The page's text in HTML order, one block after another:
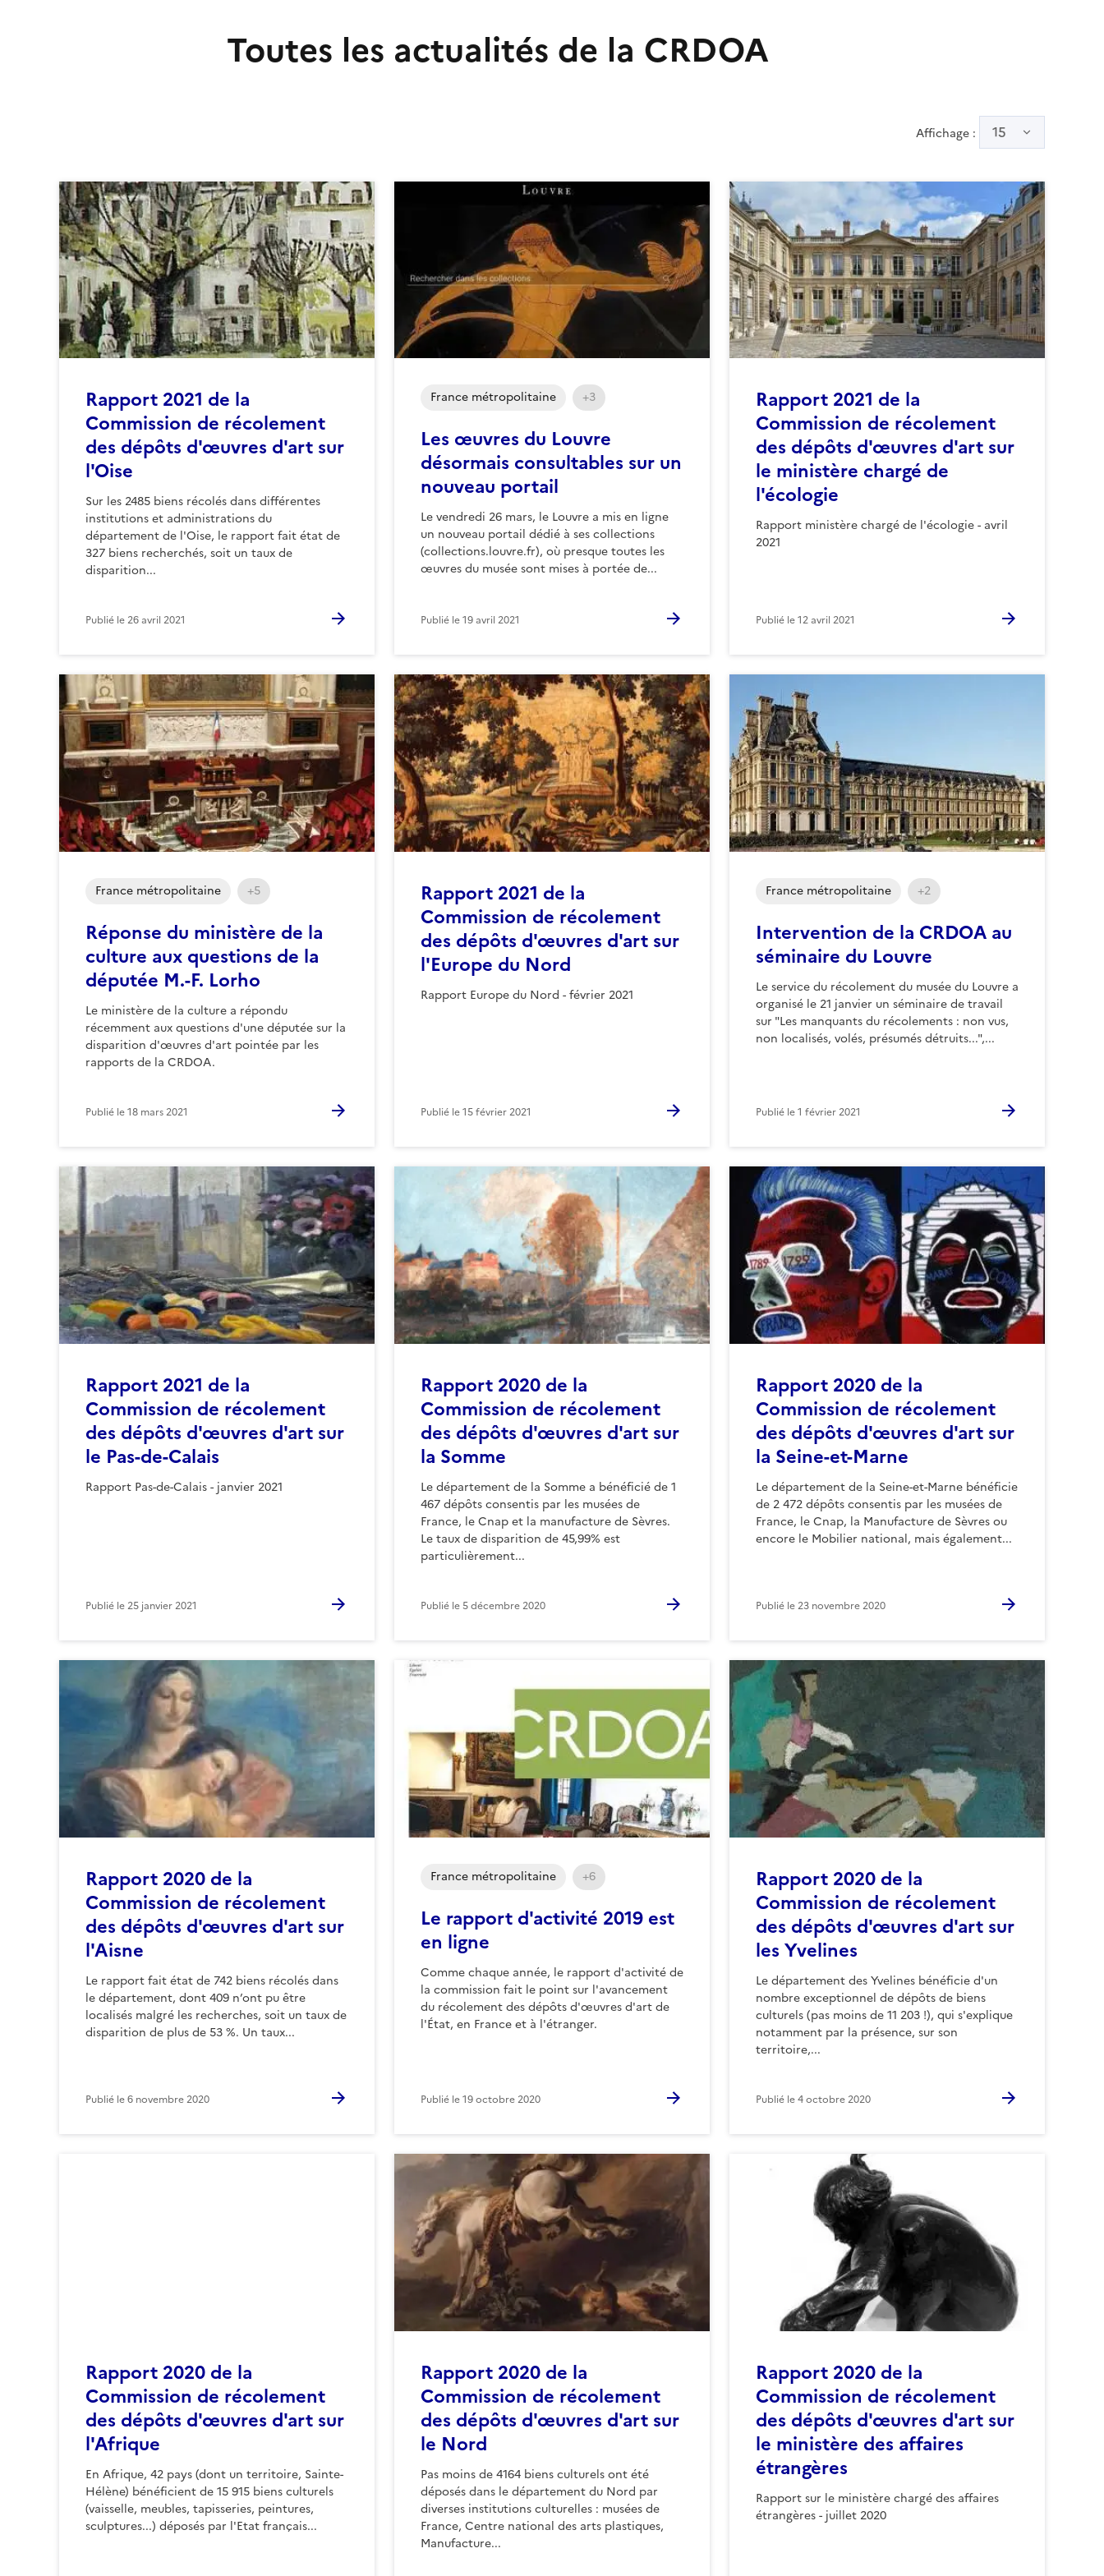
Toutes les actualités de la CRDOA
Affichage : 15
Rapport 2021 de la
Commission de récolement
des dépôts d'œuvres d'art sur
l'Oise
Sur les 2485 biens récolés dans différentes
institutions et administrations du
département de l'Oise, le rapport fait état de
327 biens recherchés, soit un taux de
disparition...
Publié le26 avril 2021
Les œuvres du Louvre
désormais consultables sur un
nouveau portail
Le vendredi 26 mars, le Louvre a mis en ligne
un nouveau portail dédié à ses collections
(collections.louvre.fr), où presque toutes les
œuvres du musée sont mises à portée de...
France métropolitaine +3
Publié le19 avril 2021
Rapport 2021 de la
Commission de récolement
des dépôts d'œuvres d'art sur
le ministère chargé de
l'écologie
Rapport ministère chargé de l'écologie - avril
2021
Publié le12 avril 2021
Réponse du ministère de la
culture aux questions de la
députée M.-F. Lorho
Le ministère de la culture a répondu
récemment aux questions d'une députée sur la
disparition d'œuvres d'art pointée par les
rapports de la CRDOA.
France métropolitaine +5
Publié le18 mars 2021
Rapport 2021 de la
Commission de récolement
des dépôts d'œuvres d'art sur
l'Europe du Nord
Rapport Europe du Nord - février 2021
Publié le15 février 2021
Intervention de la CRDOA au
séminaire du Louvre
Le service du récolement du musée du Louvre a
organisé le 21 janvier un séminaire de travail
sur "Les manquants du récolements : non vus,
non localisés, volés, présumés détruits...",...
France métropolitaine +2
Publié le1 février 2021
Rapport 2021 de la
Commission de récolement
des dépôts d'œuvres d'art sur
le Pas-de-Calais
Rapport Pas-de-Calais - janvier 2021
Publié le25 janvier 2021
Rapport 2020 de la
Commission de récolement
des dépôts d'œuvres d'art sur
la Somme
Le département de la Somme a bénéficié de 1
467 dépôts consentis par les musées de
France, le Cnap et la manufacture de Sèvres.
Le taux de disparition de 45,99% est
particulièrement...
Publié le5 décembre 2020
Rapport 2020 de la
Commission de récolement
des dépôts d'œuvres d'art sur
la Seine-et-Marne
Le département de la Seine-et-Marne bénéficie
de 2 472 dépôts consentis par les musées de
France, le Cnap, la Manufacture de Sèvres ou
encore le Mobilier national, mais également...
Publié le23 novembre 2020
Rapport 2020 de la
Commission de récolement
des dépôts d'œuvres d'art sur
l'Aisne
Le rapport fait état de 742 biens récolés dans
le département, dont 409 n’ont pu être
localisés malgré les recherches, soit un taux de
disparition de plus de 53 %. Un taux...
Publié le6 novembre 2020
Le rapport d'activité 2019 est
en ligne
Comme chaque année, le rapport d'activité de
la commission fait le point sur l'avancement
du récolement des dépôts d'œuvres d'art de
l'État, en France et à l'étranger.
France métropolitaine +6
Publié le19 octobre 2020
Rapport 2020 de la
Commission de récolement
des dépôts d'œuvres d'art sur
les Yvelines
Le département des Yvelines bénéficie d'un
nombre exceptionnel de dépôts de biens
culturels (pas moins de 11 203 !), qui s'explique
notamment par la présence, sur son
territoire,...
Publié le4 octobre 2020
Rapport 2020 de la
Commission de récolement
des dépôts d'œuvres d'art sur
l'Afrique
En Afrique, 42 pays (dont un territoire, Sainte-
Hélène) bénéficient de 15 915 biens culturels
(vaisselle, meubles, tapisseries, peintures,
sculptures...) déposés par l'Etat français...
Rapport 2020 de la
Commission de récolement
des dépôts d'œuvres d'art sur
le Nord
Pas moins de 4164 biens culturels ont été
déposés dans le département du Nord par
diverses institutions culturelles : musées de
France, Centre national des arts plastiques,
Manufacture...
Rapport 2020 de la
Commission de récolement
des dépôts d'œuvres d'art sur
le ministère des affaires
étrangères
Rapport sur le ministère chargé des affaires
étrangères - juillet 2020